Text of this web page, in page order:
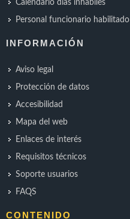
Calendario días inhábiles
Personal funcionario habilitado
INFORMACIÓN
Aviso legal
Protección de datos
Accesibilidad
Mapa del web
Enlaces de interés
Requisitos técnicos
Soporte usuarios
FAQS
CONTENIDO